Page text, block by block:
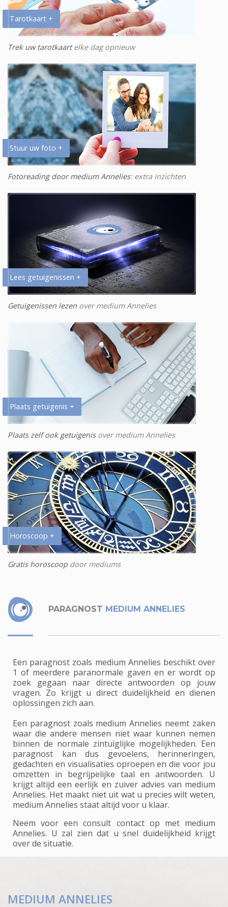
Tarotkaart +
Trek uw tarotkaartelke dag opnieuw
Stuur uw foto +
Fotoreading door medium Annelies: extra inzichten
Lees getuigenissen +
Getuigenissen lezen over medium Annelies
Plaats getuigenis +
Plaats zelf ook getuigenisover medium Annelies
Horoscoop +
Gratis horoscoopdoor mediums
PARAGNOST MEDIUM ANNELIES
Een paragnost zoals medium Annelies beschikt over
1 of meerdere paranormale gaven en er wordt op
zoek gegaan naar directe antwoorden op jouw
vragen. Zo krijgt u direct duidelijkheid en dienen
oplossingen zich aan.
Een paragnost zoals medium Annelies neemt zaken
waar die andere mensen niet waar kunnen nemen
binnen de normale zintuiglijke mogelijkheden. Een
paragnost kan dus gevoelens, herinneringen,
gedachten en visualisaties oproepen en die voor jou
omzetten in begrijpelijke taal en antwoorden. U
krijgt altijd een eerlijk en zuiver advies van medium
Annelies. Het maakt niet uit wat u precies wilt weten,
medium Annelies staat altijd voor u klaar.
Neem voor een consult contact op met medium
Annelies. U zal zien dat u snel duidelijkheid krijgt
over de situatie.
MEDIUM ANNELIES